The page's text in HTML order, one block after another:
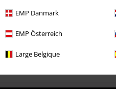
EMP Danmark
EMP Österreich
Large Belgique
Serie TV & Film Extralarge
Uomo Esclusiva
Intrattenimento